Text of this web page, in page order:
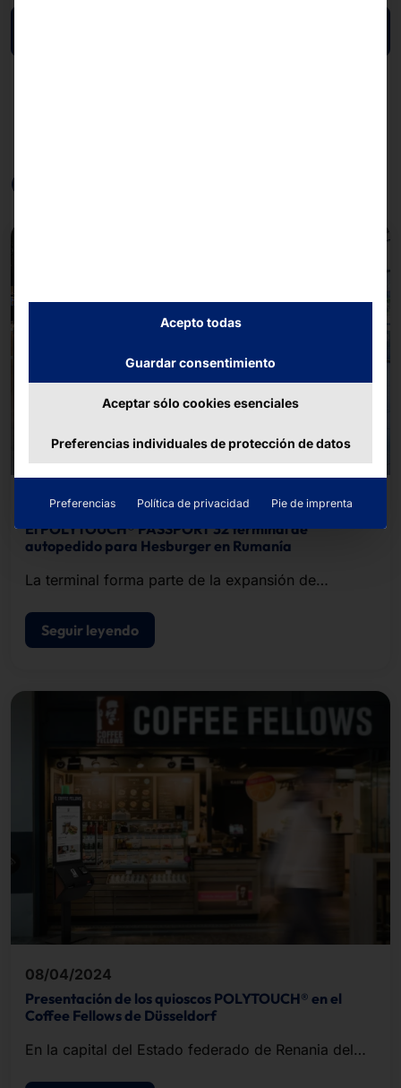
Otras contribuciones
11/08/2025
El POLYTOUCH® PASSPORT 32 terminal de
autopedido para Hesburger en Rumanía
La terminal forma parte de la expansión de
Seguir leyendo
08/04/2024
Presentación de los quioscos POLYTOUCH® en el
Coffee Fellows de Düsseldorf
En la capital del Estado federado de Renania del
Acepto todas
Guardar consentimiento
Aceptar sólo cookies esenciales
Preferencias individuales de protección de datos
Preferencias Política de privacidad Pie de imprenta